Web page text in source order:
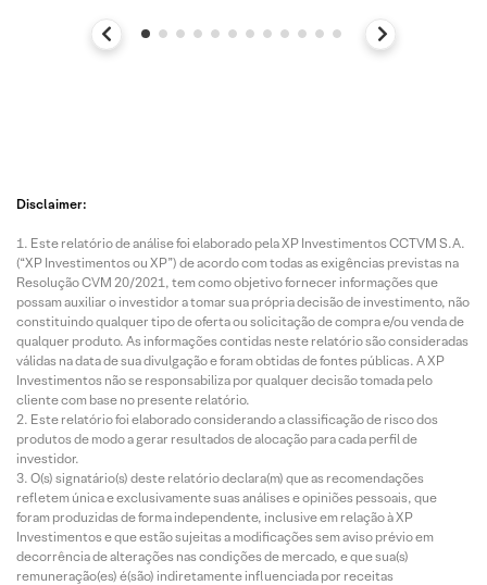
Disclaimer:
Este relatório de análise foi elaborado pela XP Investimentos CCTVM S.A.
(“XP Investimentos ou XP”) de acordo com todas as exigências previstas na
Resolução CVM 20/2021, tem como objetivo fornecer informações que
possam auxiliar o investidor a tomar sua própria decisão de investimento, não
constituindo qualquer tipo de oferta ou solicitação de compra e/ou venda de
qualquer produto. As informações contidas neste relatório são consideradas
válidas na data de sua divulgação e foram obtidas de fontes públicas. A XP
Investimentos não se responsabiliza por qualquer decisão tomada pelo
cliente com base no presente relatório.
Este relatório foi elaborado considerando a classificação de risco dos
produtos de modo a gerar resultados de alocação para cada perfil de
investidor.
O(s) signatário(s) deste relatório declara(m) que as recomendações
refletem única e exclusivamente suas análises e opiniões pessoais, que
foram produzidas de forma independente, inclusive em relação à XP
Investimentos e que estão sujeitas a modificações sem aviso prévio em
decorrência de alterações nas condições de mercado, e que sua(s)
remuneração(es) é(são) indiretamente influenciada por receitas